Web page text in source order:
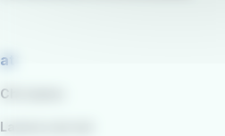
at
Chi siamo
Lavora con noi